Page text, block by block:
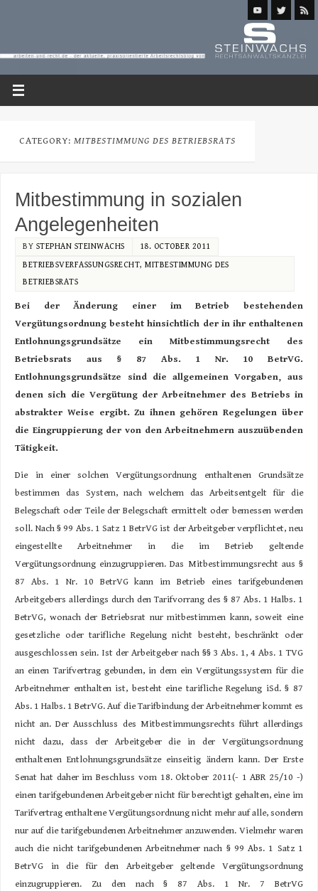
CATEGORY: MITBESTIMMUNG DES BETRIEBSRATS
Mitbestimmung in sozialen
Angelegenheiten
BY STEPHAN STEINWACHS
18. OCTOBER 2011
BETRIEBSVERFASSUNGSRECHT,MITBESTIMMUNG DES
BETRIEBSRATS
Bei der Änderung einer im Betrieb bestehenden
Vergütungsordnung besteht hinsichtlich der in ihr enthaltenen
Entlohnungsgrundsätze ein Mitbestimmungsrecht des
Betriebsrats aus § 87 Abs. 1 Nr. 10 BetrVG.
Entlohnungsgrundsätze sind die allgemeinen Vorgaben, aus
denen sich die Vergütung der Arbeitnehmer des Betriebs in
abstrakter Weise ergibt. Zu ihnen gehören Regelungen über
die Eingruppierung der von den Arbeitnehmern auszuübenden
Tätigkeit.
Die in einer solchen Vergütungsordnung enthaltenen Grundsätze
bestimmen das System, nach welchem das Arbeitsentgelt für die
Belegschaft oder Teile der Belegschaft ermittelt oder bemessen werden
soll. Nach § 99 Abs. 1 Satz 1 BetrVG ist der Arbeitgeber verpflichtet, neu
eingestellte Arbeitnehmer in die im Betrieb geltende
Vergütungsordnung einzugruppieren. Das Mitbestimmungsrecht aus §
87 Abs. 1 Nr. 10 BetrVG kann im Betrieb eines tarifgebundenen
Arbeitgebers allerdings durch den Tarifvorrang des § 87 Abs. 1 Halbs. 1
BetrVG, wonach der Betriebsrat nur mitbestimmen kann, soweit eine
gesetzliche oder tarifliche Regelung nicht besteht, beschränkt oder
ausgeschlossen sein. Ist der Arbeitgeber nach §§ 3 Abs. 1, 4 Abs. 1 TVG
an einen Tarifvertrag gebunden, in dem ein Vergütungssystem für die
Arbeitnehmer enthalten ist, besteht eine tarifliche Regelung iSd. § 87
Abs. 1 Halbs. 1 BetrVG. Auf die Tarifbindung der Arbeitnehmer kommt es
nicht an. Der Ausschluss des Mitbestimmungsrechts führt allerdings
nicht dazu, dass der Arbeitgeber die in der Vergütungsordnung
enthaltenen Entlohnungsgrundsätze einseitig ändern kann. Der Erste
Senat hat daher im Beschluss vom 18. Oktober 2011(- 1 ABR 25/10 -)
einen tarifgebundenen Arbeitgeber nicht für berechtigt gehalten, eine im
Tarifvertrag enthaltene Vergütungsordnung nicht mehr auf alle, sondern
nur auf die tarifgebundenen Arbeitnehmer anzuwenden. Vielmehr waren
auch die nicht tarifgebundenen Arbeitnehmer nach § 99 Abs. 1 Satz 1
BetrVG in die für den Arbeitgeber geltende Vergütungsordnung
einzugruppieren. Zu den nach § 87 Abs. 1 Nr. 7 BetrVG